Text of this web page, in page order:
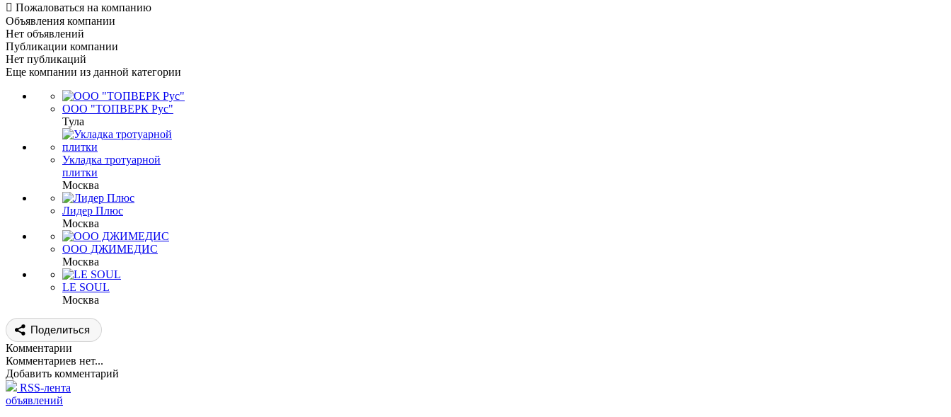
 Пожаловаться на компанию
Объявления компании
Нет объявлений
Публикации компании
Нет публикаций
Еще компании из данной категории
ООО "ТОПВЕРК Рус"
Тула
Укладка тротуарной
плитки
Москва
Лидер Плюс
Москва
ООО ДЖИМЕДИС
Москва
LE SOUL
Москва
Поделиться
Комментарии
Комментариев нет...
Добавить комментарий
RSS-лента
объявлений